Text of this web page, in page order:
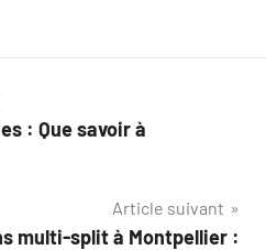
: Que savoir à
Article suivant
multi-split à Montpellier :